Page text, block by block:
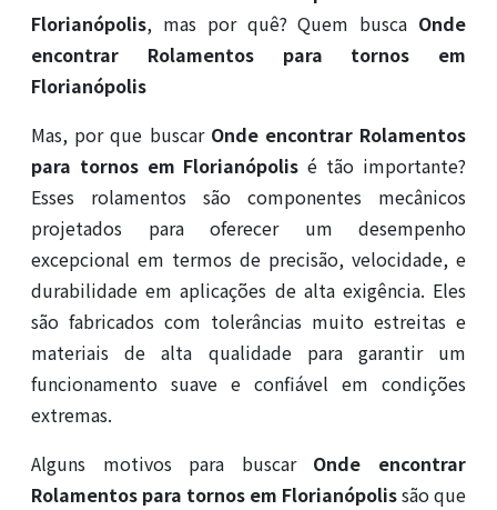
Florianópolis, mas por quê? Quem busca Onde
encontrar Rolamentos para tornos em
Florianópolis
Mas, por que buscar Onde encontrar Rolamentos
para tornos em Florianópolis é tão importante?
Esses rolamentos são componentes mecânicos
projetados para oferecer um desempenho
excepcional em termos de precisão, velocidade, e
durabilidade em aplicações de alta exigência. Eles
são fabricados com tolerâncias muito estreitas e
materiais de alta qualidade para garantir um
funcionamento suave e confiável em condições
extremas.
Alguns motivos para buscar Onde encontrar
Rolamentos para tornos em Florianópolissão que